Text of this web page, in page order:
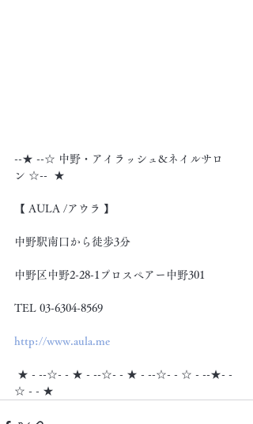
--★ --☆ 中野・アイラッシュ&ネイルサロ
ン ☆--  ★
【 AULA /アウラ 】
中野駅南口から徒歩3分
中野区中野2-28-1プロスペアー中野301
TEL 03-6304-8569
http://www.aula.me
★ - --☆- - ★ - --☆- - ★ - --☆- - ☆ - --★- -
☆ - - ★